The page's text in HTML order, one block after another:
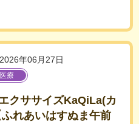
年06月27日
療
クササイズKaQiLa(カ
れあいはすぬま午前